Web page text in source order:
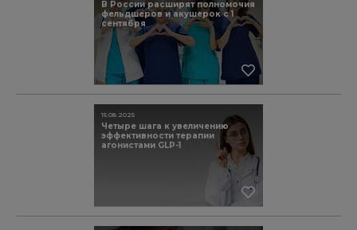
В России расширят полномочия
фельдшеров и акушерок с 1
сентября
Четыре шага к увеличению
эффективности терапии
агонистами GLP-1
15.08.2025